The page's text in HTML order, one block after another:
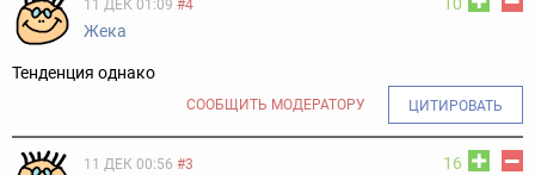
10
11 ДЕК 01:09 #4
Жека
Тенденция однако
СООБЩИТЬ МОДЕРАТОРУ ЦИТИРОВАТЬ
16
11 ДЕК 00:56 #3